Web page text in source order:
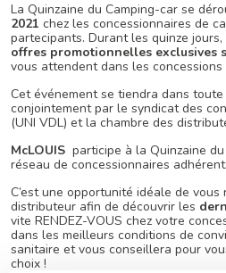
La Quinzaine du Camping-car se
2021 chez les concessionnaires de
partecipants. Durant les quinze
offres promotionnelles exclusives
vous attendent dans les
Cet événement se tiendra dans
conjointement par le syndicat des
(UNI VDL) et la chambre des
McLOUIS participe à la Quinzaine
réseau de concessionnaires
C’est une opportunité idéale de vous
distributeur afin de découvrir les
vite RENDEZ-VOUS chez votre
dans les meilleurs conditions de
sanitaire et vous conseillera pour
choix !